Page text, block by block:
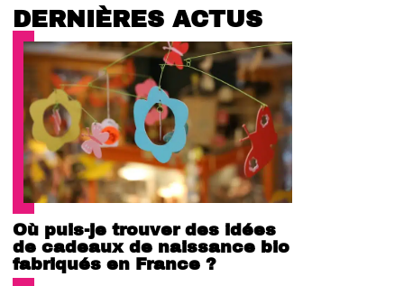
DERNIÈRES ACTUS
Où puis-je trouver des idées
de cadeaux de naissance bio
fabriqués en France ?